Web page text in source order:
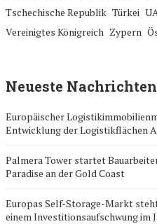
Tschechische Republik Türkei
Vereinigtes Königreich Zypern
Neueste Nachrichten
Europäischer
Entwicklung der Logistikflächen
Palmera Tower startet
Paradise an der Gold Coast
Europas Self-Storage-Markt
einem Investitionsaufschwung im